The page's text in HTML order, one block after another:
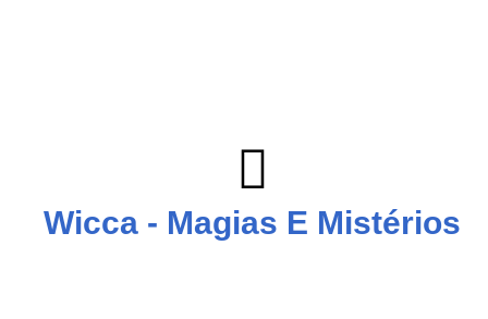
Wicca - Magias E Mistérios